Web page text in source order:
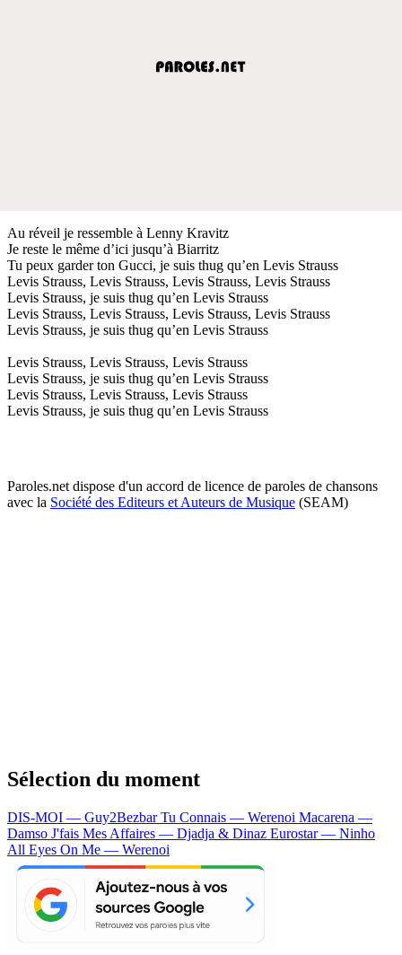
Au réveil je ressemble à Lenny Kravitz
Je reste le même d’ici jusqu’à Biarritz
Tu peux garder ton Gucci, je suis thug qu’en Levis Strauss
Levis Strauss, Levis Strauss, Levis Strauss, Levis Strauss
Levis Strauss, je suis thug qu’en Levis Strauss
Levis Strauss, Levis Strauss, Levis Strauss, Levis Strauss
Levis Strauss, je suis thug qu’en Levis Strauss
Levis Strauss, Levis Strauss, Levis Strauss
Levis Strauss, je suis thug qu’en Levis Strauss
Levis Strauss, Levis Strauss, Levis Strauss
Levis Strauss, je suis thug qu’en Levis Strauss
Paroles.net dispose d'un accord de licence de paroles de chansons
avec la Société des Editeurs et Auteurs de Musique (SEAM)
Sélection du moment
DIS-MOI — Guy2BezbarTu Connais — Werenoi Macarena —
Damso J'fais Mes Affaires — Djadja & Dinaz Eurostar — Ninho
All Eyes On Me — Werenoi